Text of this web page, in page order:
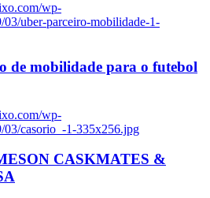
wp-
03/uber-parceiro-mobilidade-1-
de mobilidade para o futebol
wp-
03/casorio_-1-335x256.jpg
CASKMATES &